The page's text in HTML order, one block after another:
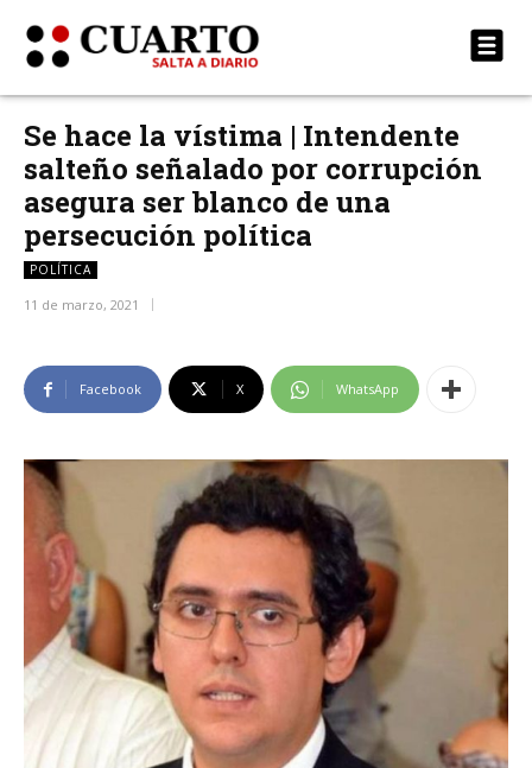
Se hace la vístima | Intendente
salteño señalado por corrupción
asegura ser blanco de una
persecución política
POLÍTICA
11 de marzo, 2021
Facebook X WhatsApp